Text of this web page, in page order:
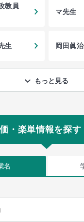
教員
マ先生
生 岡田眞
もっと見る
・楽単情報を探す
名